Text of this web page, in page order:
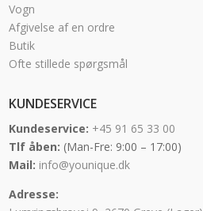
Vogn
Afgivelse af en ordre
Butik
Ofte stillede spørgsmål
KUNDESERVICE
Kundeservice: +45 91 65 33 00
Tlf åben: (Man-Fre: 9:00 – 17:00)
Mail: info@younique.dk
Adresse: